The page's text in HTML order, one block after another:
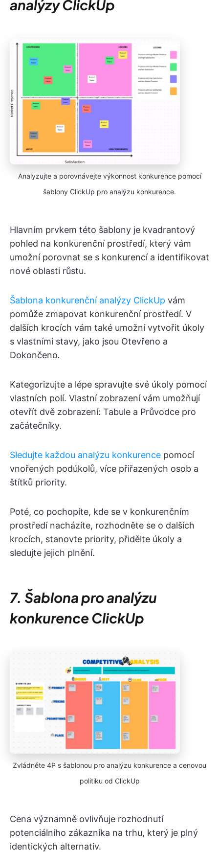
analýzy ClickUp
Analyzujte a porovnávejte výkonnost konkurence pomocí
šablony ClickUp pro analýzu konkurence.
Hlavním prvkem této šablony je kvadrantový
pohled na konkurenční prostředí, který vám
umožní porovnat se s konkurencí a identifikovat
nové oblasti růstu.
Šablona konkurenční analýzy ClickUp vám
pomůže zmapovat konkurenční prostředí. V
dalších krocích vám také umožní vytvořit úkoly
s vlastními stavy, jako jsou Otevřeno a
Dokončeno.
Kategorizujte a lépe spravujte své úkoly pomocí
vlastních polí. Vlastní zobrazení vám umožňují
otevřít dvě zobrazení: Tabule a Průvodce pro
začátečníky.
Sledujte každou analýzu konkurence pomocí
vnořených podúkolů, více přiřazených osob a
štítků priority.
Poté, co pochopíte, kde se v konkurenčním
prostředí nacházíte, rozhodněte se o dalších
krocích, stanovte priority, přidělte úkoly a
sledujte jejich plnění.
7. Šablona pro analýzu
konkurence ClickUp
Zvládněte 4P s šablonou pro analýzu konkurence a cenovou
politiku od ClickUp
Cena významně ovlivňuje rozhodnutí
potenciálního zákazníka na trhu, který je plný
identických alternativ.